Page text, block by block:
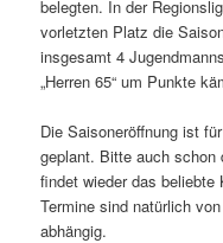
belegten. In der
vorletzten Platz die
insgesamt 4
„Herren 65“ um Punkte
Die Saisoneröffnung ist
geplant. Bitte auch schon
findet wieder das beliebte
Termine sind natürlich
abhängig.